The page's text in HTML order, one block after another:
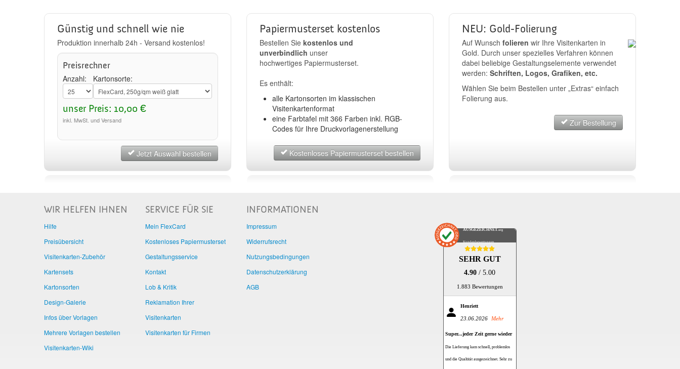
Günstig und schnell wie nie
Produktion innerhalb 24h - Versand kostenlos!
Preisrechner
Anzahl: Kartonsorte:
unser Preis: 10,00 €
inkl. MwSt. und Versand
Jetzt Auswahl bestellen
Papiermusterset kostenlos
Bestellen Sie kostenlos und
unverbindlich unser
hochwertiges Papiermusterset.
Es enthält:
alle Kartonsorten im klassischen
Visitenkartenformat
eine Farbtafel mit 366 Farben inkl. RGB-
Codes für Ihre Druckvorlagenerstellung
Kostenloses Papiermusterset bestellen
NEU: Gold-Folierung
Auf Wunsch folieren wir Ihre Visitenkarten in
Gold. Durch unser spezielles Verfahren können
dabei beliebige Gestaltungselemente verwendet
werden: Schriften, Logos, Grafiken, etc.
Wählen Sie beim Bestellen unter „Extras“ einfach
Folierung aus.
Zur Bestellung
WIR HELFEN IHNEN
Hilfe
Preisübersicht
Visitenkarten-Zubehör
Kartensets
Kartonsorten
Design-Galerie
Infos über Vorlagen
Mehrere Vorlagen bestellen
Visitenkarten-Wiki
SERVICE FÜR SIE
Mein FlexCard
Kostenloses Papiermusterset
Gestaltungsservice
Kontakt
Lob & Kritik
Reklamation Ihrer
Visitenkarten
Visitenkarten für Firmen
INFORMATIONEN
Impressum
Widerrufsrecht
Nutzungsbedingungen
Datenschutzerklärung
AGB
AUSGEZEICHNET .org
Kundenbewertungen
SEHR GUT
4.90/ 5.00
1.883 Bewertungen
Henriett
23.06.2026 Mehr
Super...jeder Zeit gerne wieder
Die Lieferung kam schnell, problemlos
und die Qualtität ausgezeichnet. Sehr zu